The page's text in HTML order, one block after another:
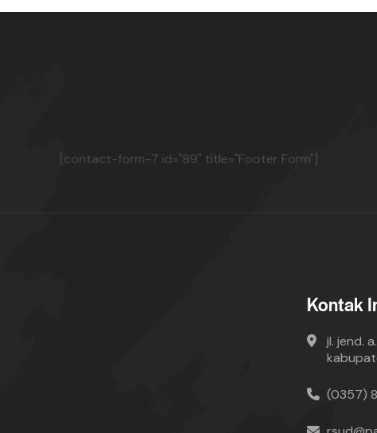
[contact-form-7 id="89" title="Footer Form"]
Kontak
jl. jend.
(0357)